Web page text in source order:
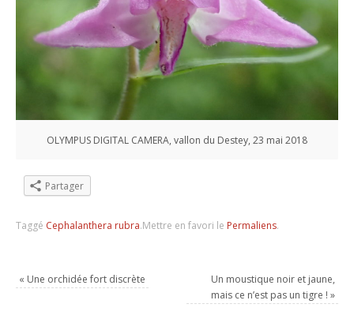
OLYMPUS DIGITAL CAMERA, vallon du Destey, 23 mai 2018
Partager
Taggé Cephalanthera rubra.Mettre en favori le Permaliens.
« Une orchidée fort discrète
Un moustique noir et jaune,
mais ce n’est pas un tigre ! »